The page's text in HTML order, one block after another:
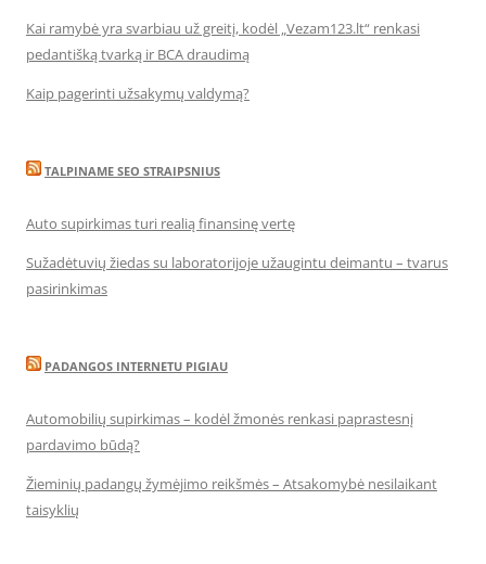
Kai ramybė yra svarbiau už greitį, kodėl „Vezam123.lt“ renkasi
pedantišką tvarką ir BCA draudimą
Kaip pagerinti užsakymų valdymą?
TALPINAME SEO STRAIPSNIUS
Auto supirkimas turi realią finansinę vertę
Sužadėtuvių žiedas su laboratorijoje užaugintu deimantu – tvarus
pasirinkimas
PADANGOS INTERNETU PIGIAU
Automobilių supirkimas – kodėl žmonės renkasi paprastesnį
pardavimo būdą?
Žieminių padangų žymėjimo reikšmės – Atsakomybė nesilaikant
taisyklių